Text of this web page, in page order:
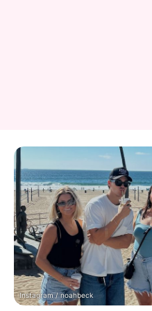
Instagram / noahbeck